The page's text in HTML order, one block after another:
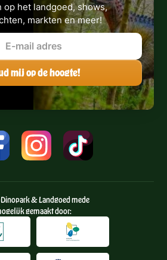
op het landgoed, shows,
markten en meer!
Dinopark & Landgoed mede
gemaakt door: